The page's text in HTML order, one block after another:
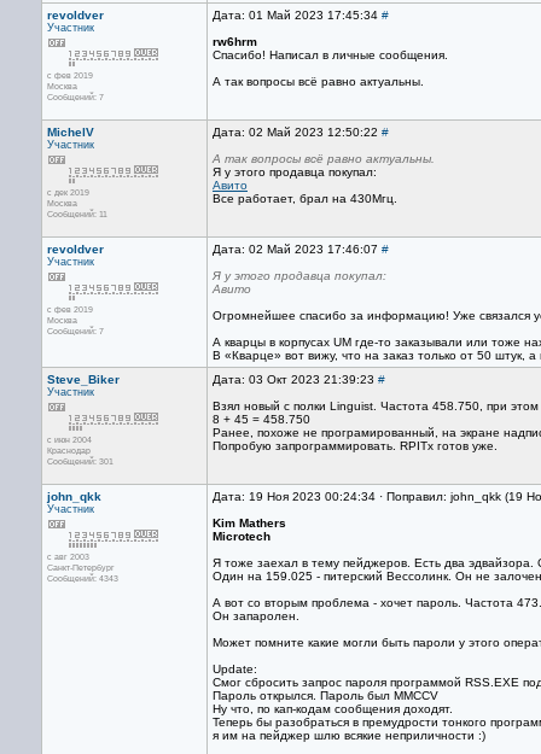
revoldver
Участник
с фев 2019
Москва
Сообщений: 7
Дата: 01 Май 2023 17:45:34 #
rw6hrm
Спасибо! Написал в личные сообщения.
А так вопросы всё равно актуальны.
MichelV
Участник
с дек 2019
Москва
Сообщений: 11
Дата: 02 Май 2023 12:50:22 #
А так вопросы всё равно актуальны.
Я у этого продавца покупал:
Авито
Все работает, брал на 430Мгц.
revoldver
Участник
с фев 2019
Москва
Сообщений: 7
Дата: 02 Май 2023 17:46:07 #
Я у этого продавца покупал:
Авито
Огромнейшее спасибо за информацию! Уже связался
А кварцы в корпусах UM где-то заказывали или тоже
В «Кварце» вот вижу, что на заказ только от 50 штук,
Steve_Biker
Участник
с июн 2004
Краснодар
Сообщений: 301
Дата: 03 Окт 2023 21:39:23 #
Взял новый с полки Linguist. Частота 458.750, при
8 + 45 = 458.750
Ранее, похоже не програмированный, на экране
Попробую запрограммировать. RPITx готов уже.
john_qkk
Участник
с авг 2003
Санкт-Петербург
Сообщений: 4343
Дата: 19 Ноя 2023 00:24:34 · Поправил: john_qkk (19
Kim Mathers
Microtech
Я тоже заехал в тему пейджеров. Есть два
Один на 159.025 - питерский Вессолинк. Он не
А вот со вторым проблема - хочет пароль. Частота
Он запаролен.
Может помните какие могли быть пароли у этого
Update:
Смог сбросить запрос пароля программой RSS.EXE
Пароль открылся. Пароль был MMCCV
Ну что, по кап-кодам сообщения доходят.
Теперь бы разобраться в премудрости тонкого
я им на пейджер шлю всякие неприличности :)